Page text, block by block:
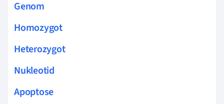
Genom
Homozygot
Heterozygot
Nukleotid
Apoptose